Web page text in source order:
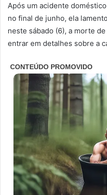
Após um acidente
no final de junho, ela
neste sábado (6), a morte
entrar em detalhes sobre a